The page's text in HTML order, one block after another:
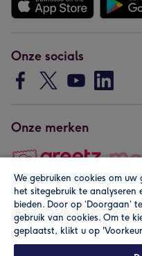
Onze socials
Onze merken
Copyright © 2026 by Greetz
We gebruiken cookies om
het sitegebruik te analyseren
bieden. Door op ‘Doorgaan’
gebruik van cookies. Om te
geplaatst, klikt u op